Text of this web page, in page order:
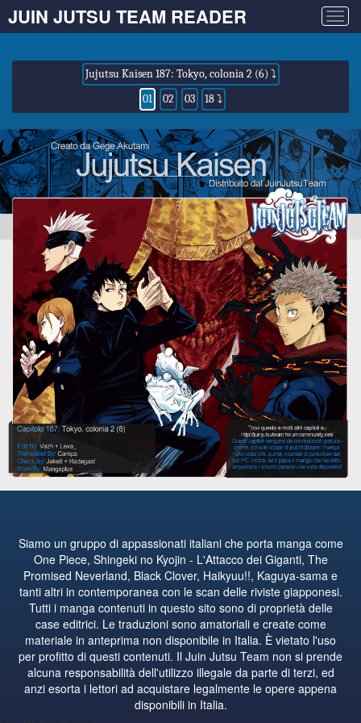
JUIN JUTSU TEAM READER
Jujutsu Kaisen 187: Tokyo, colonia 2 (6) ⤵
01
02 03 18 ⤵
Siamo un gruppo di appassionati italiani che porta manga come
One Piece, Shingeki no Kyojin - L'Attacco dei Giganti, The
Promised Neverland, Black Clover, Haikyuu!!, Kaguya-sama e
tanti altri in contemporanea con le scan delle riviste giapponesi.
Tutti i manga contenuti in questo sito sono di proprietà delle
case editrici. Le traduzioni sono amatoriali e create come
materiale in anteprima non disponibile in Italia. È vietato l'uso
per profitto di questi contenuti. Il Juin Jutsu Team non si prende
alcuna responsabilità dell'utilizzo illegale da parte di terzi, ed
anzi esorta i lettori ad acquistare legalmente le opere appena
disponibili in Italia.